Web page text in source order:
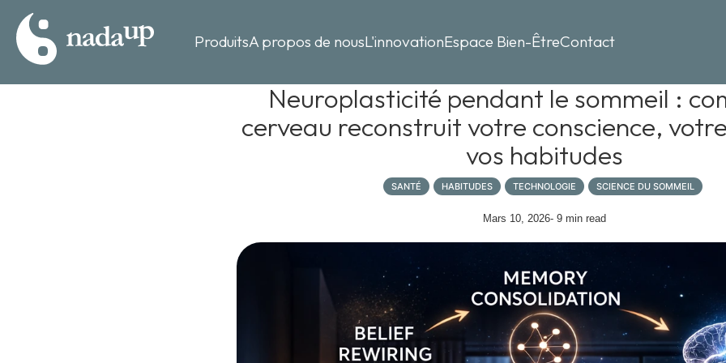
ProduitsA propos de nousL'innovationEspace Bien-ÊtreContact
Neuroplasticité pendant le sommeil :
cerveau reconstruit votre conscience,
vos habitudes
SANTÉ HABITUDES TECHNOLOGIE SCIENCE DU SOMMEIL
Mars 10, 2026- 9 min read